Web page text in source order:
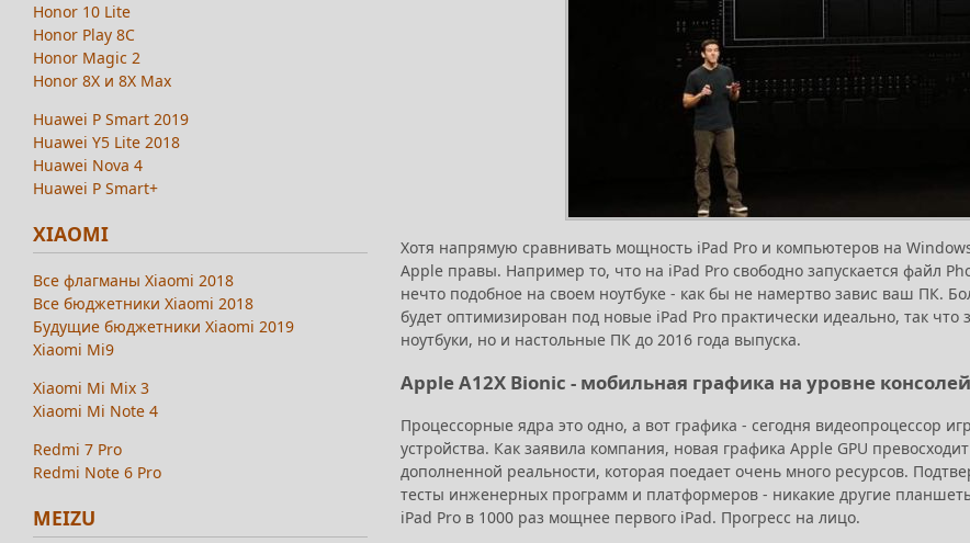
Хотя напрямую сравнивать мощность iPad Pro и компьютеров на
Apple правы. Например то, что на iPad Pro свободно запускается файл
нечто подобное на своем ноутбуке - как бы не намертво завис ваш ПК.
будет оптимизирован под новые iPad Pro практически идеально, так
ноутбуки, но и настольные ПК до 2016 года выпуска.
Apple A12X Bionic - мобильная графика на уровне консолей
Процессорные ядра это одно, а вот графика - сегодня видеопроцессор
устройства. Как заявила компания, новая графика Apple GPU
дополненной реальности, которая поедает очень много ресурсов.
тесты инженерных программ и платформеров - никакие другие
iPad Pro в 1000 раз мощнее первого iPad. Прогресс на лицо.
Honor 10 Lite
Honor Play 8C
Honor Magic 2
Honor 8X и 8X Max
Huawei P Smart 2019
Huawei Y5 Lite 2018
Huawei Nova 4
Huawei P Smart+
XIAOMI
Все флагманы Xiaomi 2018
Все бюджетники Xiaomi 2018
Будущие бюджетники Xiaomi 2019
Xiaomi Mi9
Xiaomi Mi Mix 3
Xiaomi Mi Note 4
Redmi 7 Pro
Redmi Note 6 Pro
MEIZU